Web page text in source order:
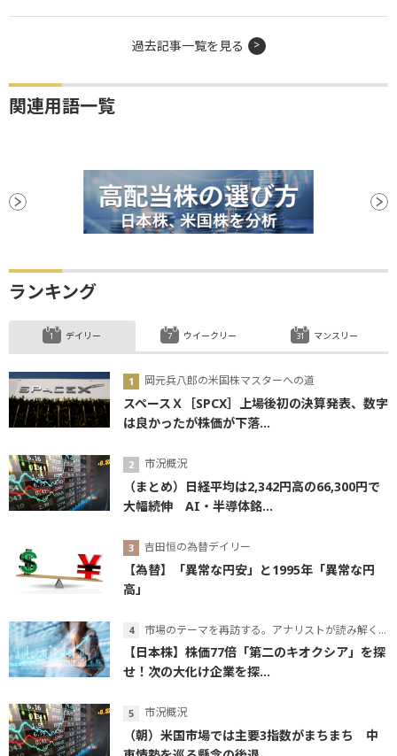
過去記事一覧を見る
関連用語一覧
ランキング
デイリー
岡元兵八郎の米国株マスターへの道
スペースＸ［SPCX］上場後初の決算発表、数字
は良かったが株価が下落...
市況概況
（まとめ）日経平均は2,342円高の66,300円で
大幅続伸 AI・半導体銘...
吉田恒の為替デイリー
【為替】「異常な円安」と1995年「異常な円
高」
市場のテーマを再訪する。アナリストが読み解くテーマの本質
【日本株】株価77倍「第二のキオクシア」を探
せ！次の大化け企業を探...
市況概況
（朝）米国市場では主要3指数がまちまち 中
ウイークリー マンスリー